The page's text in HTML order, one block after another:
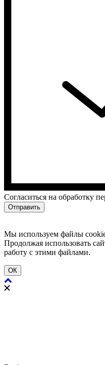
Cогласиться на обработку
Отправить
Мы используем файлы
Продолжая использовать
работу с этими файлами.
ОК